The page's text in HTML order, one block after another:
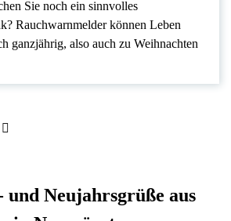
Sie noch ein sinnvolles
Rauchwarnmelder können Leben
ganzjährig, also auch zu Weihnachten
und Neujahrsgrüße aus